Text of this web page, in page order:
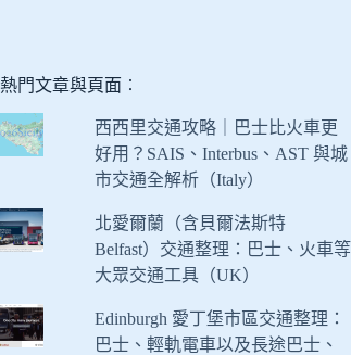
熱門文章與頁面︰
西西里交通攻略｜巴士比火車更
好用？SAIS、Interbus、AST 與城
市交通全解析（Italy）
北愛爾蘭（含貝爾法斯特
Belfast）交通整理：巴士、火車等
大眾交通工具（UK）
Edinburgh 愛丁堡市區交通整理：
巴士、輕軌電車以及長途巴士、